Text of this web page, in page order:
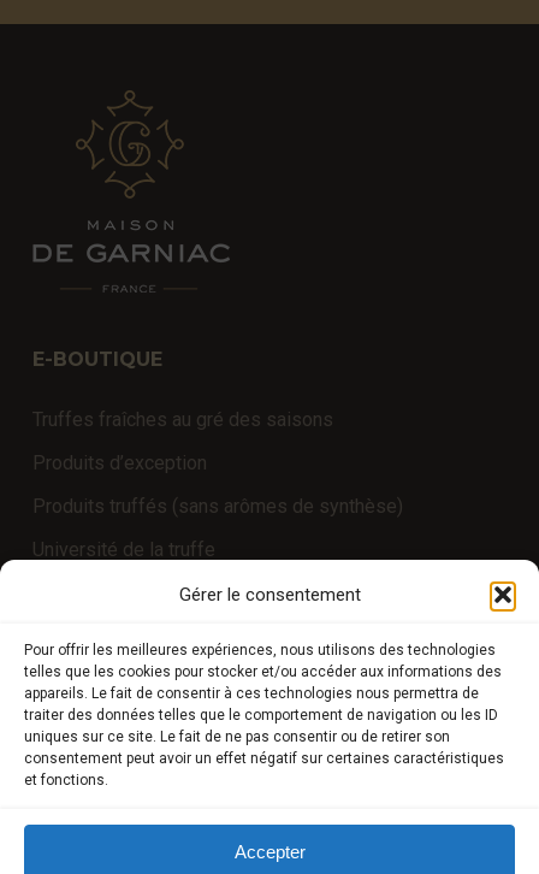
Gérer le consentement
Pour offrir les meilleures expériences, nous utilisons des technologies
telles que les cookies pour stocker et/ou accéder aux informations des
appareils. Le fait de consentir à ces technologies nous permettra de
traiter des données telles que le comportement de navigation ou les ID
uniques sur ce site. Le fait de ne pas consentir ou de retirer son
consentement peut avoir un effet négatif sur certaines caractéristiques
et fonctions.
Accepter
E-BOUTIQUE
Truffes fraîches au gré des saisons
Produits d’exception
Produits truffés (sans arômes de synthèse)
Université de la truffe
COMPTE CLIENT
Boutique
Mon compte
Modes de paiement